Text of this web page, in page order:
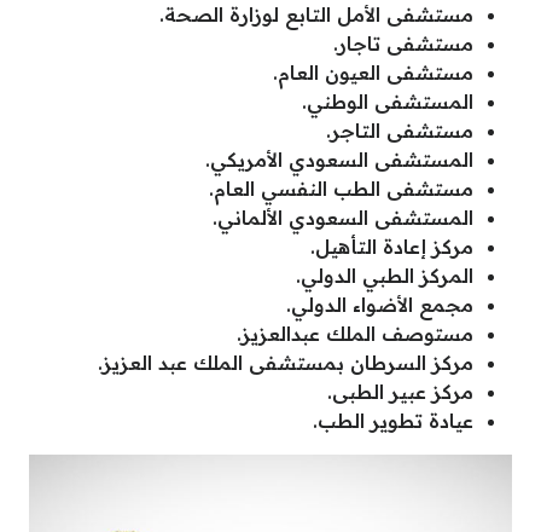
مستشفى الأمل التابع لوزارة الصحة.
مستشفى تاجار.
مستشفى العيون العام.
المستشفى الوطني.
مستشفى التاجر.
المستشفى السعودي الأمريكي.
مستشفى الطب النفسي العام.
المستشفى السعودي الألماني.
مركز إعادة التأهيل.
المركز الطبي الدولي.
مجمع الأضواء الدولي.
مستوصف الملك عبدالعزيز.
مركز السرطان بمستشفى الملك عبد العزيز.
مركز عبير الطبى.
عيادة تطوير الطب.